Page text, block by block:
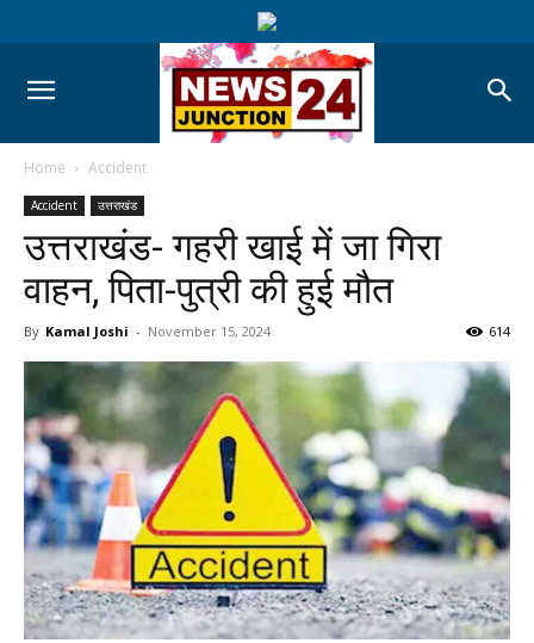
Home Accident
Accident उत्तराखंड
उत्तराखंड- गहरी खाई में जा गिरा
वाहन, पिता-‌पुत्री की हुई मौत
By Kamal Joshi - November 15, 2024 614